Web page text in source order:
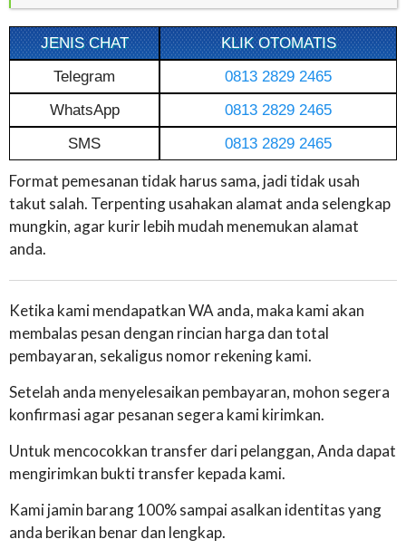
JENIS CHAT
KLIK OTOMATIS
Telegram
0813 2829 2465
WhatsApp
0813 2829 2465
SMS
0813 2829 2465
Format pemesanan tidak harus sama, jadi tidak usah
takut salah. Terpenting usahakan alamat anda selengkap
mungkin, agar kurir lebih mudah menemukan alamat
anda.
Ketika kami mendapatkan WA anda, maka kami akan
membalas pesan dengan rincian harga dan total
pembayaran, sekaligus nomor rekening kami.
Setelah anda menyelesaikan pembayaran, mohon segera
konfirmasi agar pesanan segera kami kirimkan.
Untuk mencocokkan transfer dari pelanggan, Anda dapat
mengirimkan bukti transfer kepada kami.
Kami jamin barang 100% sampai asalkan identitas yang
anda berikan benar dan lengkap.